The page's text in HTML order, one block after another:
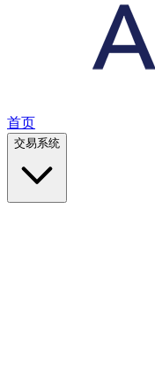
首页
交易系统